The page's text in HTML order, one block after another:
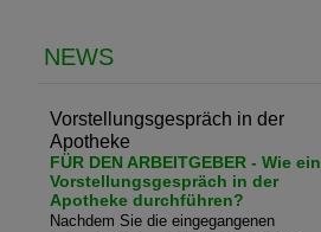
NEWS
Vorstellungsgespräch in der
Apotheke
FÜR DEN ARBEITGEBER - Wie ein
Vorstellungsgespräch in der
Apotheke durchführen?
Nachdem Sie die eingegangenen